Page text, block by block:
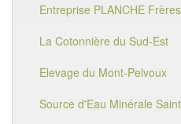
Entreprise PLANCHE Frères
La Cotonnière du Sud-Est
Elevage du Mont-Pelvoux
Source d'Eau Minérale